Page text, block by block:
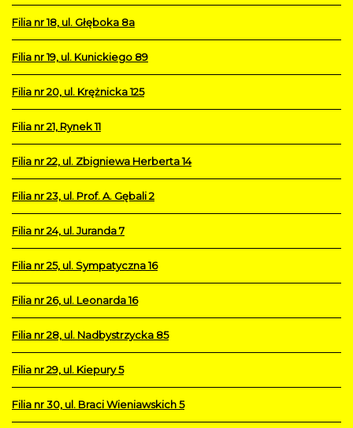
Filia nr 18, ul. Głęboka 8a
Filia nr 19, ul. Kunickiego 89
Filia nr 20, ul. Krężnicka 125
Filia nr 21, Rynek 11
Filia nr 22, ul. Zbigniewa Herberta 14
Filia nr 23, ul. Prof. A. Gębali 2
Filia nr 24, ul. Juranda 7
Filia nr 25, ul. Sympatyczna 16
Filia nr 26, ul. Leonarda 16
Filia nr 28, ul. Nadbystrzycka 85
Filia nr 29, ul. Kiepury 5
Filia nr 30, ul. Braci Wieniawskich 5